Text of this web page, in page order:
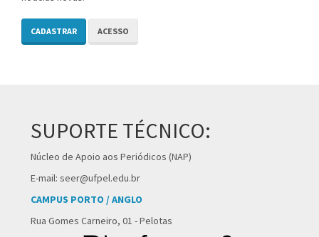
CADASTRAR ACESSO
SUPORTE TÉCNICO:
Núcleo de Apoio aos Periódicos (NAP)
E-mail: seer@ufpel.edu.br
CAMPUS PORTO / ANGLO
Rua Gomes Carneiro, 01 - Pelotas